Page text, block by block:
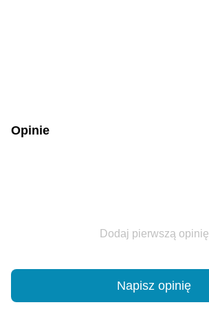
Opinie
Dodaj pierwszą opinię
Napisz opinię